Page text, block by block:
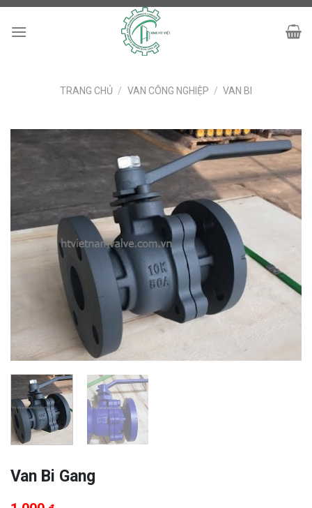
Skip
TRANG CHỦ / VAN CÔNG NGHIỆP / VAN BI
Van Bi Gang